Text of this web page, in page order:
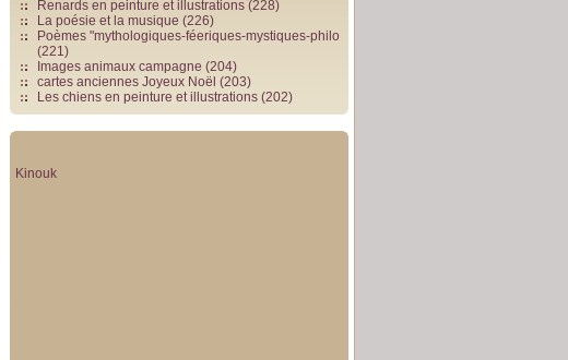
Renards en peinture et illustrations (228)
La poésie et la musique (226)
Poèmes "mythologiques-féeriques-mystiques-philo
(221)
Images animaux campagne (204)
cartes anciennes Joyeux Noël (203)
Les chiens en peinture et illustrations (202)
Kinouk